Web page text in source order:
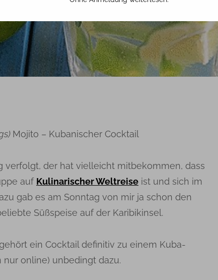
20. FEBRUAR 2019
Mojito – Kubanischer Cocktail
verfolgt, der hat vielleicht mitbekommen, dass
auf Kulinarischer Weltreise ist und sich im
gab es am Sonntag von mir ja schon den
Süßspeise auf der Karibikinsel.
ein Cocktail definitiv zu einem Kuba-
online) unbedingt dazu.